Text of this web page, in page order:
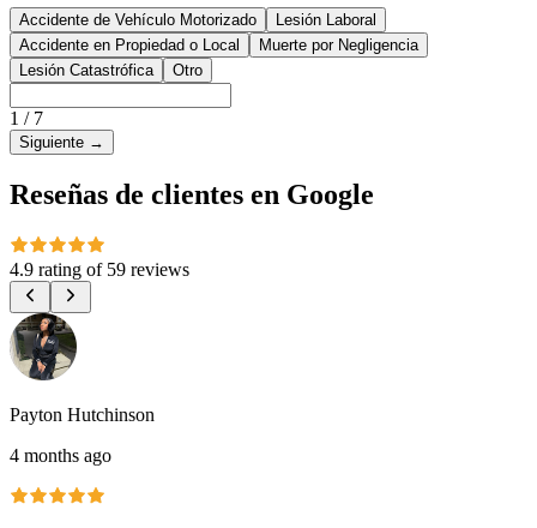
Accidente de Vehículo Motorizado
Lesión Laboral
Accidente en Propiedad o Local
Muerte por Negligencia
Lesión Catastrófica
Otro
1 / 7
Siguiente →
Reseñas de clientes en Google
4.9 rating of 59 reviews
Payton Hutchinson
4 months ago